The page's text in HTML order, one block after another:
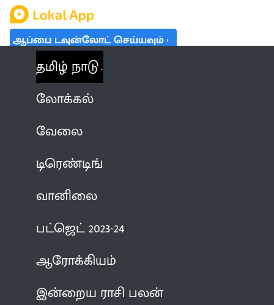
ஆப்பை டவுன்லோட் செய்யவும்
தமிழ் நாடு
லோக்கல்
வேலை
டிரெண்டிங்
வானிலை
பட்ஜெட் 2023-24
ஆரோக்கியம்
இன்றைய ராசி பலன்